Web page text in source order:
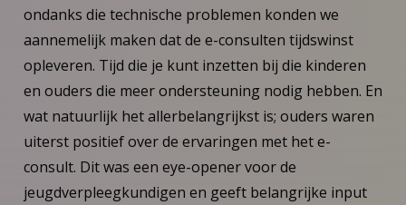
ondanks die technische problemen konden we
aannemelijk maken dat de e-consulten tijdswinst
opleveren. Tijd die je kunt inzetten bij die kinderen
en ouders die meer ondersteuning nodig hebben. En
wat natuurlijk het allerbelangrijkst is; ouders waren
uiterst positief over de ervaringen met het e-
consult. Dit was een eye-opener voor de
jeugdverpleegkundigen en geeft belangrijke input